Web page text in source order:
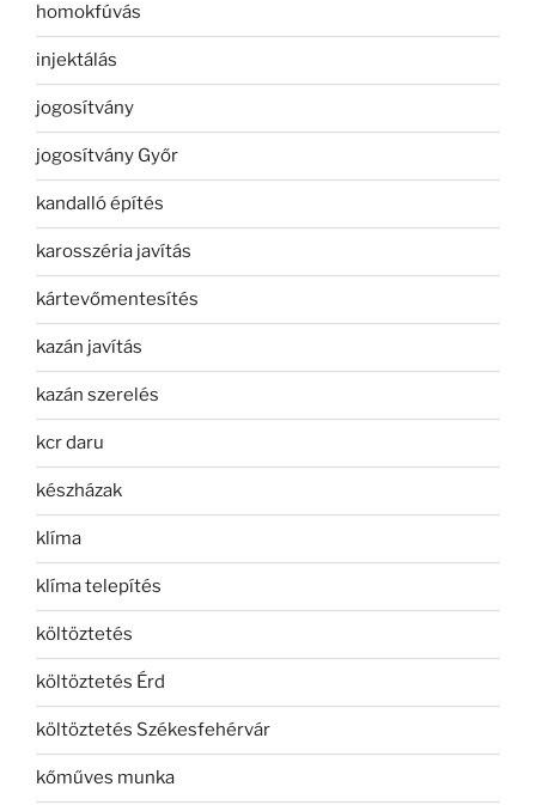
homokfúvás
injektálás
jogosítvány
jogosítvány Győr
kandalló építés
karosszéria javítás
kártevőmentesítés
kazán javítás
kazán szerelés
kcr daru
készházak
klíma
klíma telepítés
költöztetés
költöztetés Érd
költöztetés Székesfehérvár
kőműves munka